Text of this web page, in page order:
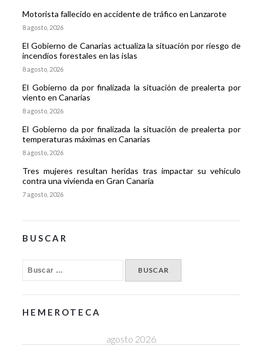
Motorista fallecido en accidente de tráfico en Lanzarote
8 agosto, 2026
El Gobierno de Canarias actualiza la situación por riesgo de
incendios forestales en las islas
8 agosto, 2026
El Gobierno da por finalizada la situación de prealerta por
viento en Canarias
8 agosto, 2026
El Gobierno da por finalizada la situación de prealerta por
temperaturas máximas en Canarias
8 agosto, 2026
Tres mujeres resultan heridas tras impactar su vehículo
contra una vivienda en Gran Canaria
7 agosto, 2026
BUSCAR
HEMEROTECA
agosto 2026